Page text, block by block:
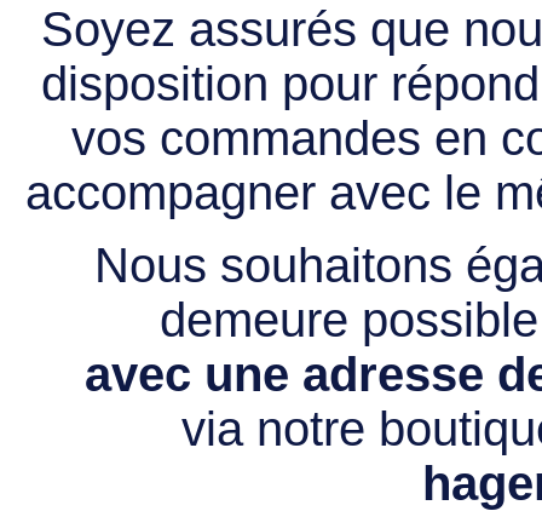
Soyez assurés que
disposition pour
vos commandes en
accompagner avec le
Nous souhaitons
demeure
avec une adresse
via notre